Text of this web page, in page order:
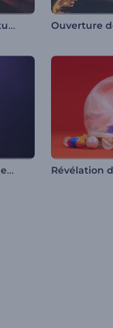
Animation de logo - Rétro futuriste
Animation de logo - Reflets de néon